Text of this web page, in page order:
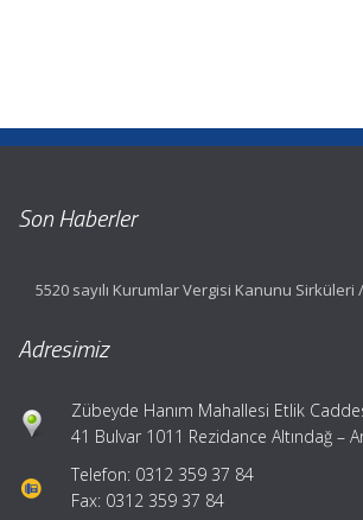
Son Haberler
5520 sayılı Kurumlar Vergisi Kanunu Sirküleri
Adresimiz
Zübeyde Hanım Mahallesi Etlik
41 Bulvar 1011 Rezidance Altındağ –
Telefon: 0312 359 37 84
Fax: 0312 359 37 84